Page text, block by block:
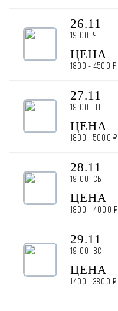
26.11
19:00, ЧТ
ЦЕНА
1800 - 4500 ₽
27.11
19:00, ПТ
ЦЕНА
1800 - 5000 ₽
28.11
19:00, СБ
ЦЕНА
1800 - 4000 ₽
29.11
19:00, ВС
ЦЕНА
1400 - 3800 ₽